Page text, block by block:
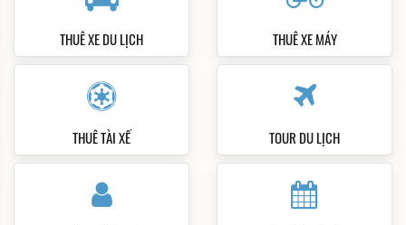
THUÊ XE DU LỊCH THUÊ XE MÁY
THUÊ TÀI XẾ TOUR DU LỊCH